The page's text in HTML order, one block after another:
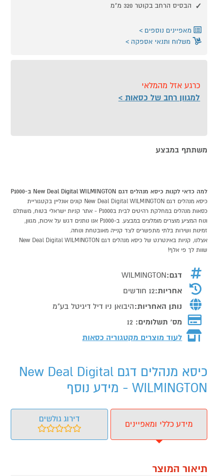
הבסיס הרחב בקוטר 320 מ"מ
מאפיינים נוספים
משלוח ותנאי אספקה
כרגע אזל מהמלאי
למגוון רחב של כסאות
משתתף במבצע
למה כדאי לקנות כיסא מנהלים דגם New Deal Digital WILMINGTON ב-P1000
כיסא מנהלים דגם New Deal Digital WILMINGTON קונים אונליין בקטגוריית
כסאות מנהלים במחלקת רהיטים לבית בP1000 - אתר קניות ישראלי בטוח, משתלם
ונוח המציע מוצרים מומלצים במבצע. ב-P1000 אנו נותנים דגש על איכות, מגוון,
זמינות ושירות בלתי מתפשרים לצד קנייה מאובטחת ונוחה.
אצלנו, קניות באינטרנט של כיסא מנהלים דגם New Deal Digital WILMINGTON
שוות לך פי אלף!
דגם:WILMINGTON
אחריות:12 חודשים
נותן האחריות:היבואן ניו דיל דיגיטל בע"מ
מס' תשלומים: 12
לעוד מוצרים מקטגוריה כסאות
כיסא מנהלים דגם New Deal Digital
WILMINGTON - מידע נוסף
מידע כללי ומאפיינים
דירוג גולשים
תיאור המוצר